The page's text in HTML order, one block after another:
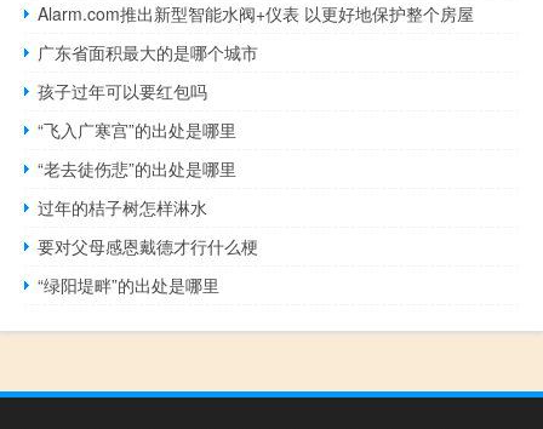
Alarm.com推出新型智能水阀+仪表 以更好地保护整个房屋
广东省面积最大的是哪个城市
孩子过年可以要红包吗
“飞入广寒宫”的出处是哪里
“老去徒伤悲”的出处是哪里
过年的桔子树怎样淋水
要对父母感恩戴德才行什么梗
“绿阳堤畔”的出处是哪里